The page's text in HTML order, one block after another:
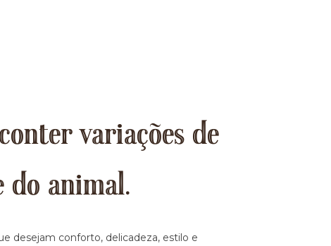
variações de
do animal.
desejam conforto, delicadeza, estilo e